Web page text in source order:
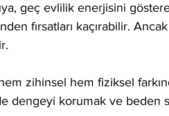
geç evlilik enerjisini
fırsatları kaçırabilir.
zihinsel hem fiziksel
dengeyi korumak ve beden